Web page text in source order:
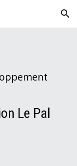
Skip to navigation
Le Pal